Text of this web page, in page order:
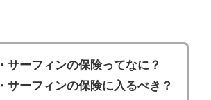
・サーフィンの保険ってなに？
・サーフィンの保険に入るべき？